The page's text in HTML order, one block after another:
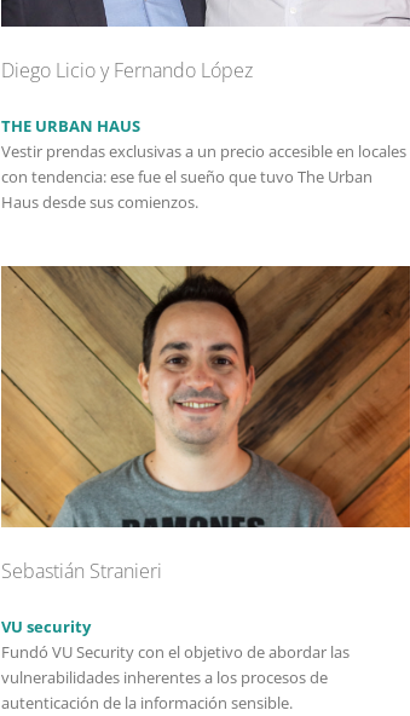
Diego Licio y Fernando López
THE URBAN HAUS
Vestir prendas exclusivas a un precio accesible en locales
con tendencia: ese fue el sueño que tuvo The Urban
Haus desde sus comienzos.
Sebastián Stranieri
VU security
Fundó VU Security con el objetivo de abordar las
vulnerabilidades inherentes a los procesos de
autenticación de la información sensible.